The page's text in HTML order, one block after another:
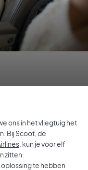
ons in het vliegtuig het
Bij Scoot, de
, kun je voor elf
zitten.
te hebben